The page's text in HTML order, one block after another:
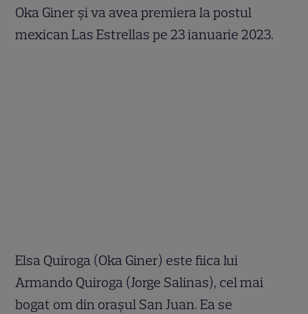
Oka Giner și va avea premiera la postul
mexican Las Estrellas pe 23 ianuarie 2023.
Elsa Quiroga (Oka Giner) este fiica lui
Armando Quiroga (Jorge Salinas), cel mai
bogat om din orașul San Juan. Ea se